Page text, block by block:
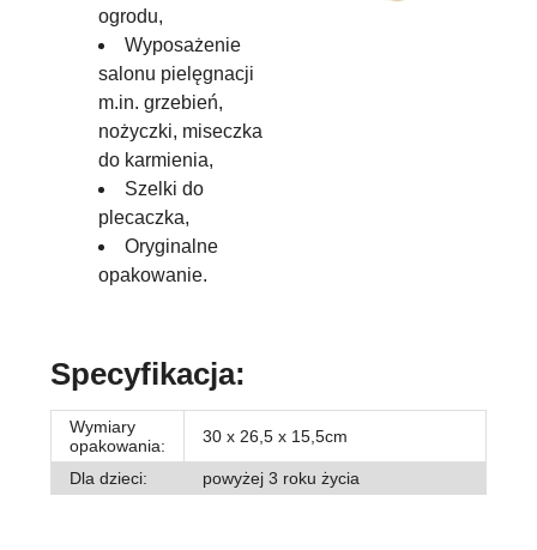
ogrodu,
Wyposażenie
salonu pielęgnacji
m.in. grzebień,
nożyczki, miseczka
do karmienia,
Szelki do
plecaczka,
Oryginalne
opakowanie.
Specyfikacja:
Wymiary
opakowania:
30 x 26,5 x 15,5cm
Dla dzieci: powyżej 3 roku życia